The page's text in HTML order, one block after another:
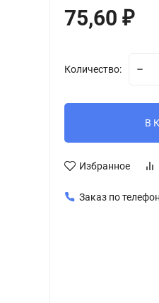
75,60 ₽
Количество:
В
Избранное
Заказ по